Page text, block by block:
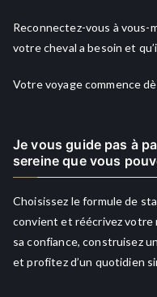
Reconnectez-vous à vous-
votre cheval a besoin et
Votre voyage commence
Je vous guide pas à
sereine que vous
Choisissez le formule de
convient et réécrivez votre
sa confiance, construisez
et profitez d’un quotidien